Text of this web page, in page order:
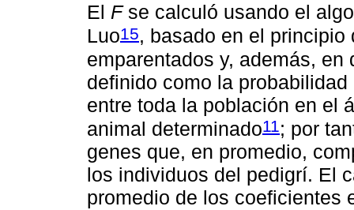
El Fse calculó usando el
Luo15, basado en el
emparentados y, además,
definido como la
entre toda la población en el
animal determinado11; por
genes que, en promedio,
los individuos del pedigrí. El
promedio de los coeficientes